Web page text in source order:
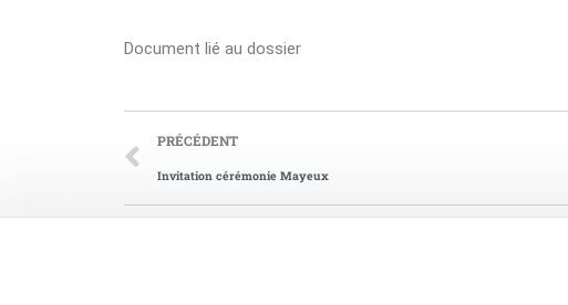
Document lié au dossier
PRÉCÉDENT
Invitation cérémonie Mayeux